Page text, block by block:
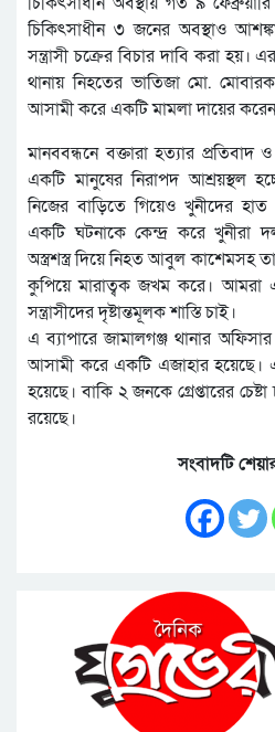
চিকিৎসাধীন ৩ জনের অবস্থাও
সন্ত্রাসী চক্রের বিচার দাবি করা
থানায় নিহতের ভাতিজা মো.
আসামী করে একটি মামলা দায়ের
মানববন্ধনে বক্তারা হত্যার প্রতিবাদ
একটি মানুষের নিরাপদ আশ্রয়স্থল
নিজের বাড়িতে গিয়েও খুনীদের
একটি ঘটনাকে কেন্দ্র করে খুনীরা
অস্ত্রশস্ত্র দিয়ে নিহত আবুল কাশেমসহ
কুপিয়ে মারাত্বক জখম করে। আমরা
সন্ত্রাসীদের দৃষ্টান্তমূলক শাস্তি চাই।
এ ব্যাপারে জামালগঞ্জ থানার
আসামী করে একটি এজাহার
হয়েছে। বাকি ২ জনকে গ্রেপ্তারের
রয়েছে।
সংবাদটি